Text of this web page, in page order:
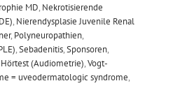
MD, Nekrotisierende
, Nierendysplasie Juvenile Renal
, Polyneuropathien,
,Sebadenitis,Sponsoren,
(Audiometrie),Vogt-
= uveodermatologic syndrome,